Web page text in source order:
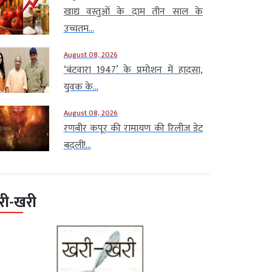
खाद्य वस्तुओं के दाम तीन साल के
उच्चतम...
August 08, 2026
‘बंटवारा 1947’ के प्रमोशन में हादसा,
युवक के...
August 08, 2026
रणबीर कपूर की रामायण की रिलीज डेट
बदली!...
खरी